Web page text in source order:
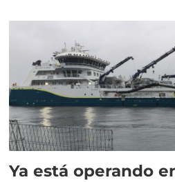
Ya está operando